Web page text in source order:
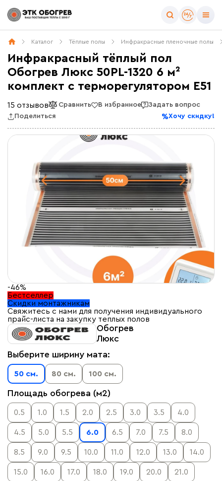
Каталог Тёплые полы Инфракрасные пленочные полы
Инфракрасный тёплый пол
Обогрев Люкс 50PL-1320 6 м²
комплект c терморегулятором E51
15 отзывов Сравнить В избранное
Задать вопрос
Поделиться
Хочу скидку!
-46%
Бестселлер
Скидки монтажникам
Свяжитесь с нами для получения индивидуального
прайс-листа на закупку теплых полов
Обогрев
Люкс
Выберите ширину мата:
50 см. 80 см. 100 см.
Площадь обогрева (м2)
0.5 1.0 1.5 2.0 2.5 3.0 3.5 4.0
4.5 5.0 5.5 6.0 6.5 7.0 7.5 8.0
8.5 9.0 9.5 10.0 11.0 12.0 13.0 14.0
15.0 16.0 17.0 18.0 19.0 20.0 21.0